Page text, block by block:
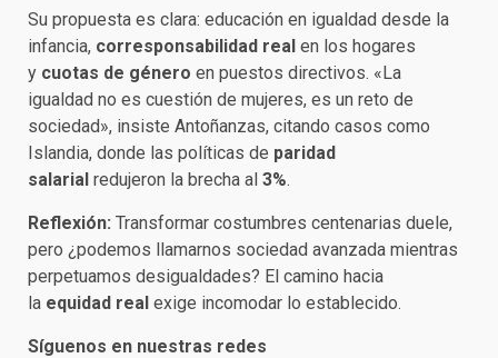
Su propuesta es clara: educación en igualdad desde la
infancia, corresponsabilidad real en los hogares
y cuotas de género en puestos directivos. «La
igualdad no es cuestión de mujeres, es un reto de
sociedad», insiste Antoñanzas, citando casos como
Islandia, donde las políticas de paridad
salarial redujeron la brecha al 3%.
Reflexión: Transformar costumbres centenarias duele,
pero ¿podemos llamarnos sociedad avanzada mientras
perpetuamos desigualdades? El camino hacia
la equidad real exige incomodar lo establecido.
Síguenos en nuestras redes